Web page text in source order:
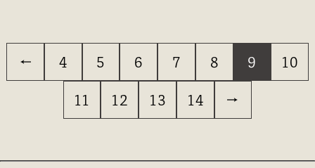
4 5 6 7 8 9 10
11 12 13 14